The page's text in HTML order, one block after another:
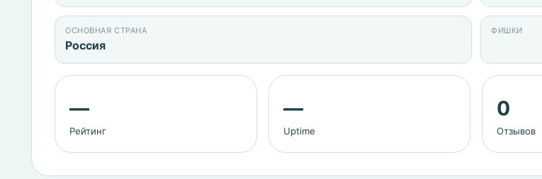
ОСНОВНАЯ СТРАНА
Россия
ФИШКИ
—
Рейтинг
—
Uptime
0
Отзывов